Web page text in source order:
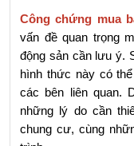
Công chứng mua
vấn đề quan trọng
động sản cần lưu ý.
hình thức này có
các bên liên quan.
những lý do cần
chung cư, cùng